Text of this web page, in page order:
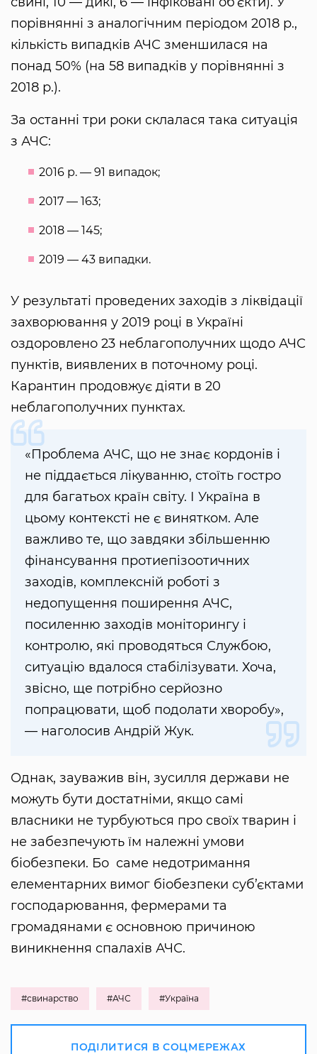
порівнянні з аналогічним періодом 2018 р.,
кількість випадків АЧС зменшилася на
понад 50% (на 58 випадків у порівнянні з
2018 р.).
За останні три роки склалася така ситуація
з АЧС:
2016 р. — 91 випадок;
2017 — 163;
2018 — 145;
2019 — 43 випадки.
У результаті проведених заходів з ліквідації
захворювання у 2019 році в Україні
оздоровлено 23 неблагополучних щодо АЧС
пунктів, виявлених в поточному році.
Карантин продовжує діяти в 20
неблагополучних пунктах.
«Проблема АЧС, що не знає кордонів і
не піддається лікуванню, стоїть гостро
для багатьох країн світу. І Україна в
цьому контексті не є винятком. Але
важливо те, що завдяки збільшенню
фінансування протиепізоотичних
заходів, комплексній роботі з
недопущення поширення АЧС,
посиленню заходів моніторингу і
контролю, які проводяться Службою,
ситуацію вдалося стабілізувати. Хоча,
звісно, ще потрібно серйозно
попрацювати, щоб подолати хворобу»,
— наголосив Андрій Жук.
Однак, зауважив він, зусилля держави не
можуть бути достатніми, якщо самі
власники не турбуються про своїх тварин і
не забезпечують їм належні умови
біобезпеки. Бо саме недотримання
елементарних вимог біобезпеки суб’єктами
господарювання, фермерами та
громадянами є основною причиною
виникнення спалахів АЧС.
#свинарство #АЧС #Україна
ПОДІЛИТИСЯ В СОЦМЕРЕЖАХ